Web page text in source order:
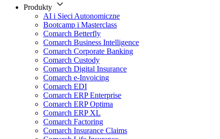
Produkty
AI i Sieci Autonomiczne
Bootcamp i Masterclass
Comarch Betterfly
Comarch Business Intelligence
Comarch Corporate Banking
Comarch Custody
Comarch Digital Insurance
Comarch e-Invoicing
Comarch EDI
Comarch ERP Enterprise
Comarch ERP Optima
Comarch ERP XL
Comarch Factoring
Comarch Insurance Claims